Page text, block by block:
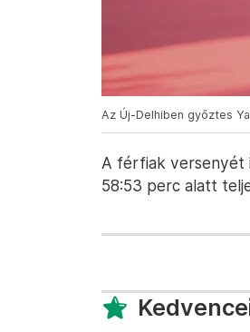
Az Új-Delhiben győztes
A férfiak versenyét
58:53 perc alatt